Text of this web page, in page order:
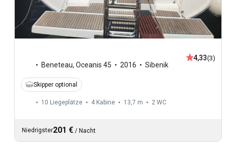
Beneteau, Oceanis 45 2016 Sibenik
4,33(3)
Skipper optional
10 Liegeplätze 4 Kabine 13,7 m 2 WC
Niedrigster201 € / Nacht